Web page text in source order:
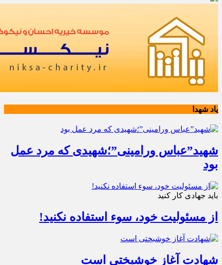
یاد شهدا
شهید”عباس ورامینی”؛شهیدی که مرد عمل
بود
باید جهادی کار کنید
از مسئولیت خود، سوء استفاده نکنید!
شهادت آغاز خوشبختی است